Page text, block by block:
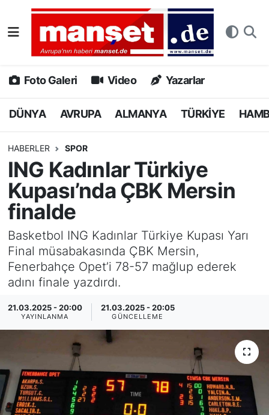
Foto Galeri Video Yazarlar
DÜNYA AVRUPA ALMANYA TÜRKİYE
HABERLER SPOR
ING Kadınlar Türkiye
Kupası’nda ÇBK Mersin
finalde
Basketbol ING Kadınlar Türkiye Kupası Yarı
Final müsabakasında ÇBK Mersin,
Fenerbahçe Opet’i 78-57 mağlup ederek
adını finale yazdırdı.
21.03.2025 - 20:00
YAYINLANMA
21.03.2025 - 20:05
GÜNCELLEME
DÜNYA
AVRUPA
ALMANYA
HAMBURG
SPOR
DEUTSCH
EKONOMİ
SİYASET
SAĞLIK
Nöbetçi Eczaneler
Hava Durumu
Namaz Vakitleri
Puan Durumu ve Fikstür
Tüm Manşetler
Son Dakika Haberleri
Haber Arşivi